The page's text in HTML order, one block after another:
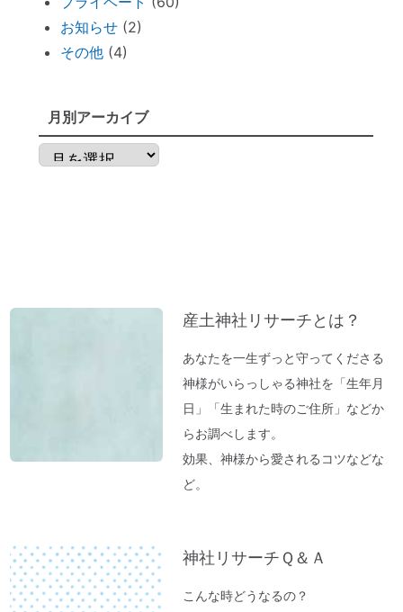
明日から土用！ 心構え・備えておくべき
ものは？
子育てママの救世主！『怒らなくても』～
ポイントを押さえればOK！
【オルゴール療法：症例】ギックリ腰＆1週
「バカ言ってる♪」水谷千重子ショーに行
東経１３５度「ガイアの法則」～ご神気た
っぷりの「いそべ神社」
神社でお腹が痛くなる理由
夏のニオイ解決法「生ごみ臭」
高い浄化力♪ 高野山麓・和歌山の天然温
泉「ゆの里」に行ってきました。
お知らせ(2)
その他(4)
月別アーカイブ
ブ
産土神社リサーチとは？
あなたを一生ずっと守ってくださる
神様がいらっしゃる神社を「生年月
日」「生まれた時のご住所」などか
らお調べします。
効果、神様から愛されるコツなどな
ど。
神社リサーチＱ＆Ａ
こんな時どうなるの？